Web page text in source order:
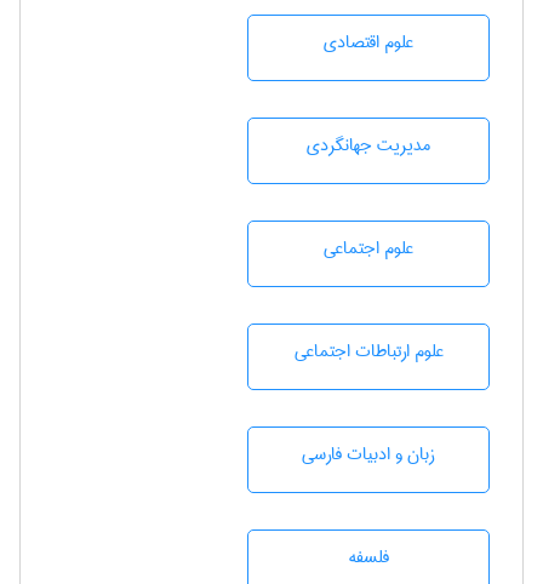
علوم اقتصادی
مديريت جهانگردی
علوم اجتماعی
علوم ارتباطات اجتماعی
زبان و ادبيات فارسی
فلسفه